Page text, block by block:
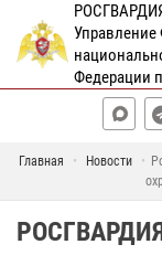
Федерации
Главная Новости